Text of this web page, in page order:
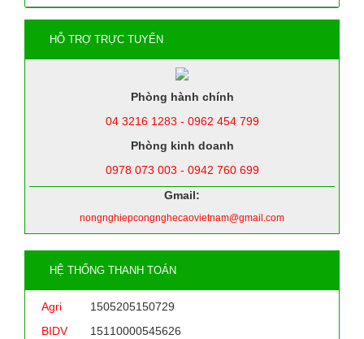
HỖ TRỢ TRỰC TUYẾN
Phòng hành chính
04 3216 1283 - 0962 454 799
Phòng kinh doanh
0978 073 003 - 0942 760 699
Gmail:
nongnghiepcongnghecaovietnam@gmail.com
HỆ THỐNG THANH TOÁN
Agri
1505205150729
BIDV
15110000545626